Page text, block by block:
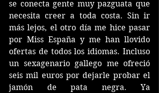
se conecta gente muy pazguata que
necesita creer a toda costa. Sin ir
más lejos, el otro día me hice pasar
por Miss España y me han llovido
ofertas de todos los idiomas. Incluso
un sexagenario gallego me ofreció
seis mil euros por dejarle probar el
jamón de pata negra. Ya